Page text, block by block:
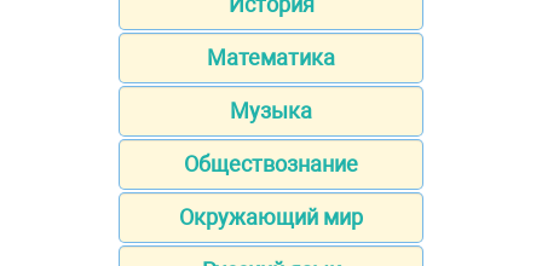
Математика
Музыка
Обществознание
Окружающий мир